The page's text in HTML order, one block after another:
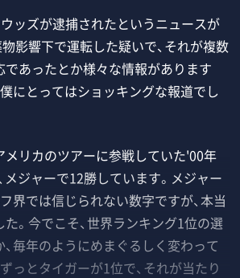
ウッズが逮捕されたというニュースが
影響下で運転した疑いで、それが複数
あったとか様々な情報があります
にとってはショッキングな報道でし
リカのツアーに参戦していた'00年
メジャーで12勝しています。メジャー
界では信じられない数字ですが、本当
。今でこそ、世界ランキング1位の選
毎年のようにめまぐるしく変わって
っとタイガーが1位で、それが当たり